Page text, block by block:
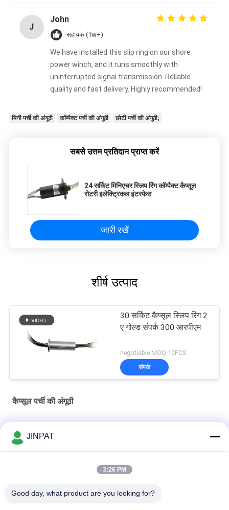
J
John
सहायक (1w+)
We have installed this slip ring on our shore
power winch, and it runs smoothly with
uninterrupted signal transmission. Reliable
quality and fast delivery. Highly recommended!
मिनी पर्ची की अंगूठी कॉम्पैक्ट पर्ची की अंगूठी छोटी पर्ची की अंगूठी;
सबसे उत्तम प्रतिदान प्राप्त करें
24 सर्किट मिनिएचर स्लिप रिंग कॉम्पैक्ट कैप्सूल
रोटरी इलेक्ट्रिकल इंटरफेस
जारी रखें
शीर्ष उत्पाद
30 सर्किट कैप्सूल स्लिप रिंग 2
ए गोल्ड संपर्क 300 आरपीएम
negotiable MOQ:10PCS
संपर्क
कैप्सूल पर्ची की अंगूठी
के लिए
हथियारों और जैव रासायनिक विश्लेषकों के लिए
लघु स्लिप रिंग 6 सर्किट कस्टम समाधान उपलब्ध
JINPAT
3:26 PM
Good day, what product are you looking for?